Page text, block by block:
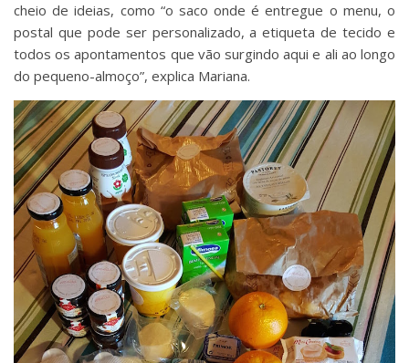
cheio de ideias, como “o saco onde é entregue o menu, o
postal que pode ser personalizado, a etiqueta de tecido e
todos os apontamentos que vão surgindo aqui e ali ao longo
do pequeno-almoço”, explica Mariana.